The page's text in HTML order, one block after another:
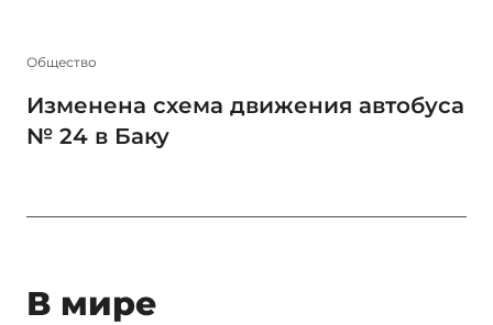
Общество
Изменена схема движения автобуса
№ 24 в Баку
В мире